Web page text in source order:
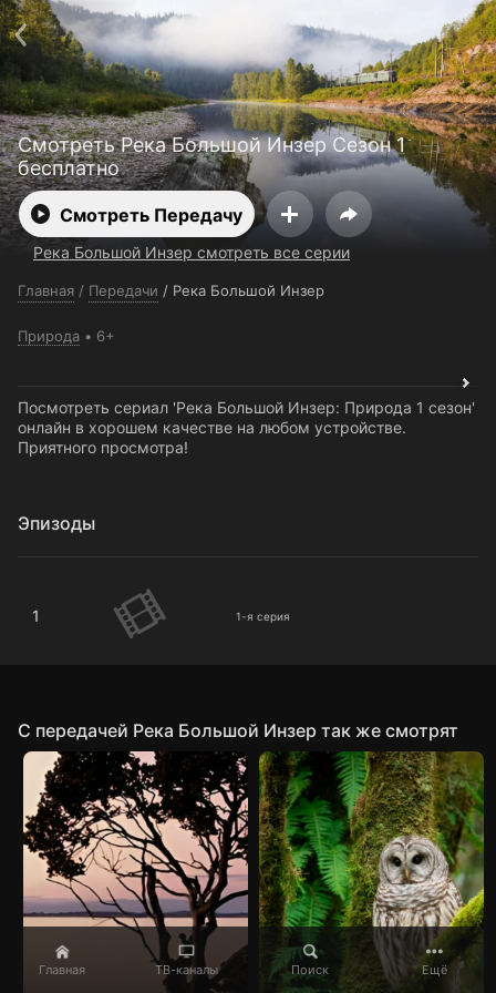
Главная ТВ-каналы Поиск Ещё
Смотреть Река Большой Инзер Сезон 1
бесплатно
Смотреть Передачу
Река Большой Инзер смотреть все серии
Главная / Передачи / Река Большой Инзер
Природа 6+
Посмотреть сериал 'Река Большой Инзер: Природа 1 сезон'
онлайн в хорошем качестве на любом устройстве.
Приятного просмотра!
Эпизоды
1 1-я серия
C передачей Река Большой Инзер так же смотрят
Поддержка: support@24h.tv
О сервисе
Пользовательское соглашение
Политика конфиденциальности
Для партнёров
Открыть приложение
Ввести промокод
Установить на ТВ
Бесплатные каналы Контакты